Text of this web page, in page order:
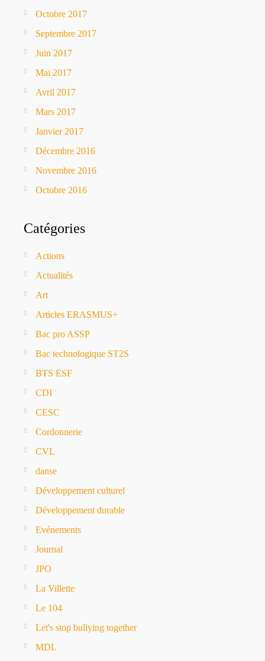
Octobre 2017
Septembre 2017
Juin 2017
Mai 2017
Avril 2017
Mars 2017
Janvier 2017
Décembre 2016
Novembre 2016
Octobre 2016
Catégories
Actions
Actualités
Art
Articles ERASMUS+
Bac pro ASSP
Bac technologique ST2S
BTS ESF
CDI
CESC
Cordonnerie
CVL
danse
Développement culturel
Développement durable
Evénements
Journal
JPO
La Villette
Le 104
Let's stop bullying together
MDL